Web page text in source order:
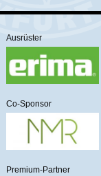
Ausrüster
Co-Sponsor
Premium-Partner